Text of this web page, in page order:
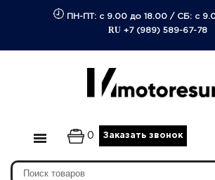
ПН-ПТ: с 9.00 до 18.00/ СБ: с
RU +7 (989) 589-67-78
0 Заказать звонок